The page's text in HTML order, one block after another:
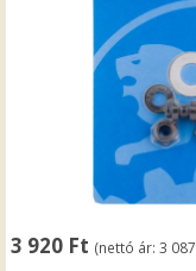
3 920 Ft (nettó ár:3 087